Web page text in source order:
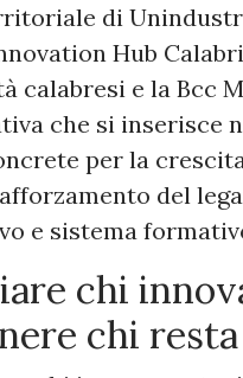
di
Hub
calabresi e la Bcc
che si inserisce
per la
del
e sistema
chi
chi resta